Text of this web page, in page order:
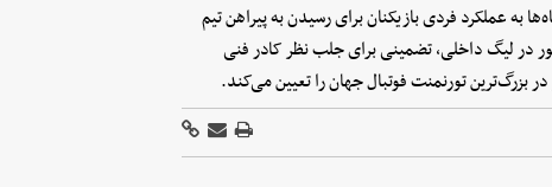
به عملکرد فردی بازیکنان برای رسیدن به پیراهن تیم
در لیگ داخلی، تضمینی برای جلب نظر کادر فنی
تورنمنت فوتبال جهان را تعیین می‌کند.